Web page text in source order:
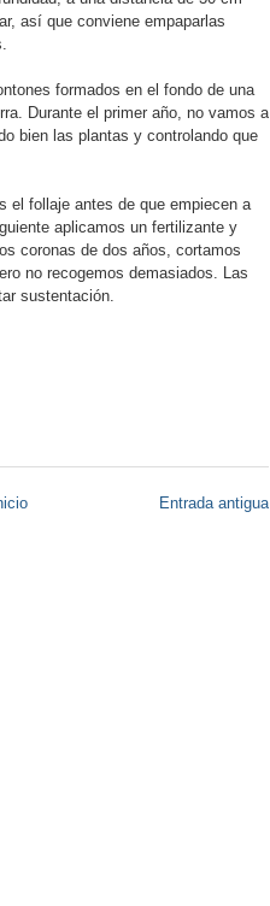
así que conviene empaparlas
formados en el fondo de una
Durante el primer año, no vamos a
bien las plantas y controlando que
el follaje antes de que empiecen a
aplicamos un fertilizante y
coronas de dos años, cortamos
no recogemos demasiados. Las
sustentación.
Entrada antigua